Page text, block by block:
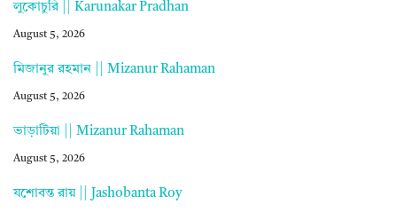
লুকোচুরি || Karunakar Pradhan
August 5, 2026
মিজানুর রহমান || Mizanur Rahaman
August 5, 2026
ভাড়াটিয়া || Mizanur Rahaman
August 5, 2026
যশোবন্ত রায় || Jashobanta Roy